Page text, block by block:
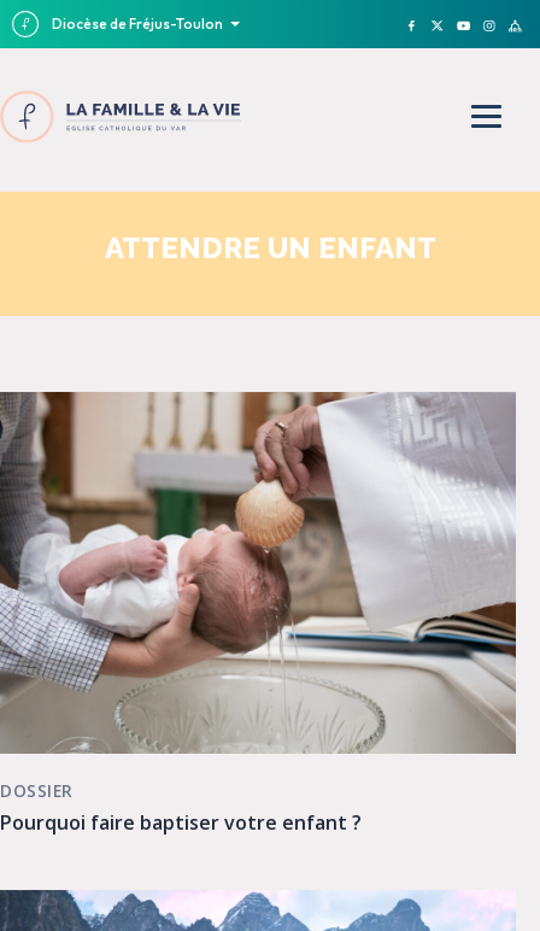
Diocèse de Fréjus-Toulon
ATTENDRE UN ENFANT
Pourquoi faire baptiser votre enfant ?
DOSSIER